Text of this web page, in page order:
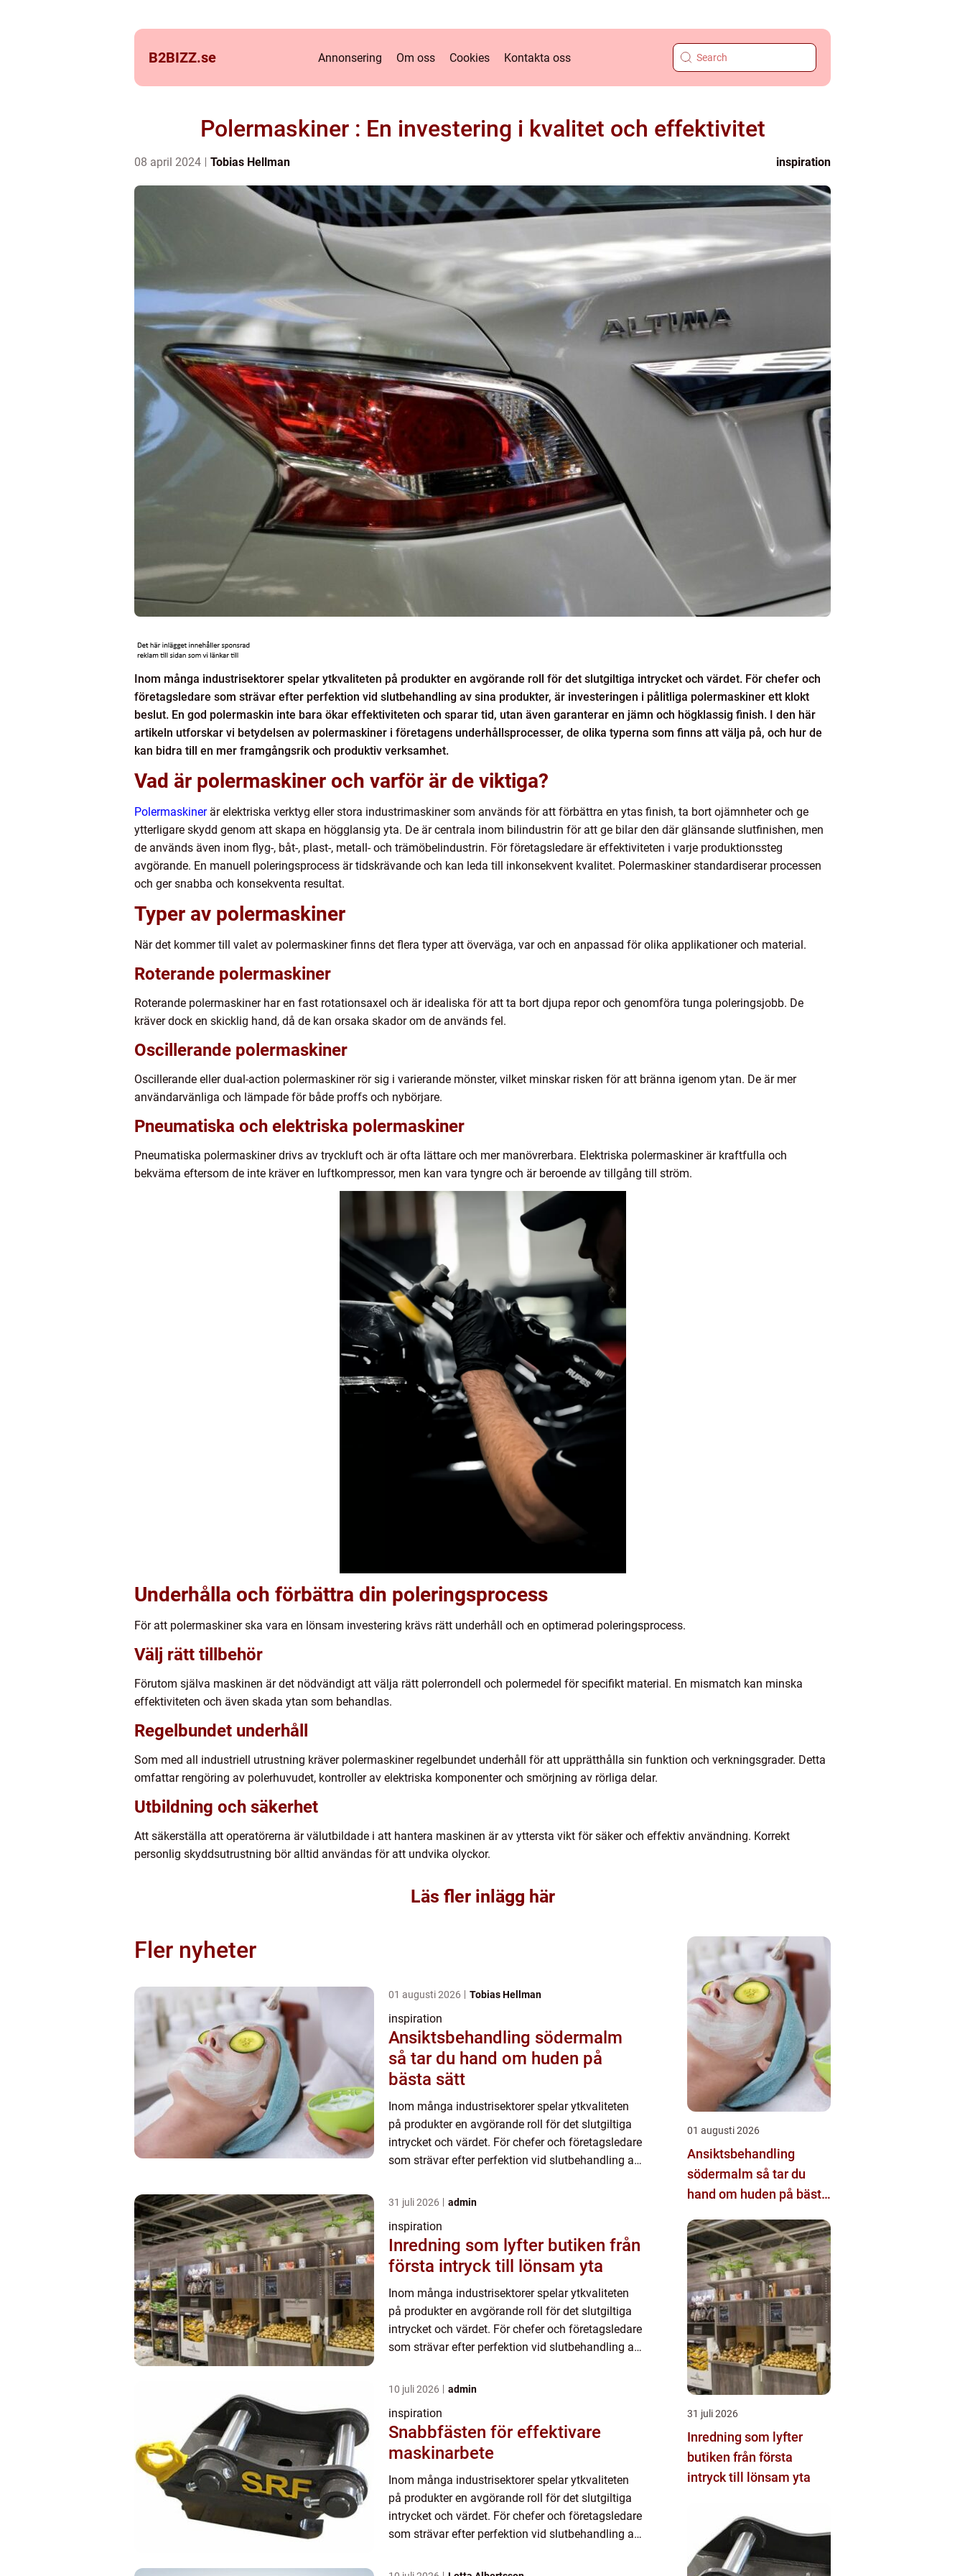
B2BIZZ.se Annonsering Om oss Cookies Kontakta oss
Polermaskiner : En investering i kvalitet och effektivitet
08 april 2024 Tobias Hellman inspiration
Inom många industrisektorer spelar ytkvaliteten på produkter en avgörande roll för det slutgiltiga intrycket och värdet. För chefer och
företagsledare som strävar efter perfektion vid slutbehandling av sina produkter, är investeringen i pålitliga polermaskiner ett klokt
beslut. En god polermaskin inte bara ökar effektiviteten och sparar tid, utan även garanterar en jämn och högklassig finish. I den här
artikeln utforskar vi betydelsen av polermaskiner i företagens underhållsprocesser, de olika typerna som finns att välja på, och hur de
kan bidra till en mer framgångsrik och produktiv verksamhet.
Vad är polermaskiner och varför är de viktiga?
Polermaskinerär elektriska verktyg eller stora industrimaskiner som används för att förbättra en ytas finish, ta bort ojämnheter och ge
ytterligare skydd genom att skapa en högglansig yta. De är centrala inom bilindustrin för att ge bilar den där glänsande slutfinishen, men
de används även inom flyg-, båt-, plast-, metall- och trämöbelindustrin. För företagsledare är effektiviteten i varje produktionssteg
avgörande. En manuell poleringsprocess är tidskrävande och kan leda till inkonsekvent kvalitet. Polermaskiner standardiserar processen
och ger snabba och konsekventa resultat.
Typer av polermaskiner
När det kommer till valet av polermaskiner finns det flera typer att överväga, var och en anpassad för olika applikationer och material.
Roterande polermaskiner
Roterande polermaskiner har en fast rotationsaxel och är idealiska för att ta bort djupa repor och genomföra tunga poleringsjobb. De
kräver dock en skicklig hand, då de kan orsaka skador om de används fel.
Oscillerande polermaskiner
Oscillerande eller dual-action polermaskiner rör sig i varierande mönster, vilket minskar risken för att bränna igenom ytan. De är mer
användarvänliga och lämpade för både proffs och nybörjare.
Pneumatiska och elektriska polermaskiner
Pneumatiska polermaskiner drivs av tryckluft och är ofta lättare och mer manövrerbara. Elektriska polermaskiner är kraftfulla och
bekväma eftersom de inte kräver en luftkompressor, men kan vara tyngre och är beroende av tillgång till ström.
Underhålla och förbättra din poleringsprocess
För att polermaskiner ska vara en lönsam investering krävs rätt underhåll och en optimerad poleringsprocess.
Välj rätt tillbehör
Förutom själva maskinen är det nödvändigt att välja rätt polerrondell och polermedel för specifikt material. En mismatch kan minska
effektiviteten och även skada ytan som behandlas.
Regelbundet underhåll
Som med all industriell utrustning kräver polermaskiner regelbundet underhåll för att upprätthålla sin funktion och verkningsgrader. Detta
omfattar rengöring av polerhuvudet, kontroller av elektriska komponenter och smörjning av rörliga delar.
Utbildning och säkerhet
Att säkerställa att operatörerna är välutbildade i att hantera maskinen är av yttersta vikt för säker och effektiv användning. Korrekt
personlig skyddsutrustning bör alltid användas för att undvika olyckor.
Läs fler inlägg här
Fler nyheter
01 augusti 2026 Tobias Hellman
inspiration
Ansiktsbehandling södermalm
så tar du hand om huden på
bästa sätt
Inom många industrisektorer spelar ytkvaliteten
på produkter en avgörande roll för det slutgiltiga
intrycket och värdet. För chefer och företagsledare
som strävar efter perfektion vid slutbehandling av
31 juli 2026 admin
inspiration
Inredning som lyfter butiken från
första intryck till lönsam yta
Inom många industrisektorer spelar ytkvaliteten
på produkter en avgörande roll för det slutgiltiga
intrycket och värdet. För chefer och företagsledare
som strävar efter perfektion vid slutbehandling av
10 juli 2026 admin
inspiration
Snabbfästen för effektivare
maskinarbete
Inom många industrisektorer spelar ytkvaliteten
på produkter en avgörande roll för det slutgiltiga
intrycket och värdet. För chefer och företagsledare
som strävar efter perfektion vid slutbehandling av
01 augusti 2026
Ansiktsbehandling
södermalm så tar du
hand om huden på bästa
31 juli 2026
Inredning som lyfter
butiken från första
intryck till lönsam yta